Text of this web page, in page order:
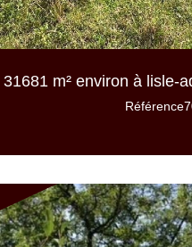
31681 m² environ à lisle-
Référence